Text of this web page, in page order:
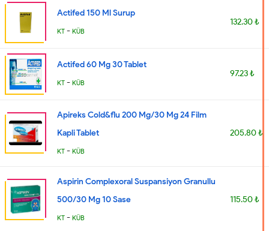
Actifed 150 Ml Surup
KT - KÜB
132.30 ₺
Actifed 60 Mg 30 Tablet
KT - KÜB
97.23 ₺
Apireks Cold&flu 200 Mg/30 Mg 24 Film
Kapli Tablet
KT - KÜB
205.80 ₺
Aspirin Complexoral Suspansiyon Granullu
500/30 Mg 10 Sase
KT - KÜB
115.50 ₺